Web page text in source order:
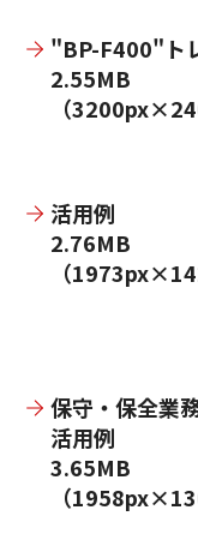
"BP-F400"ト
2.55MB
（
活用例
2.76MB
（
保守・保全業
活用例
3.65MB
（